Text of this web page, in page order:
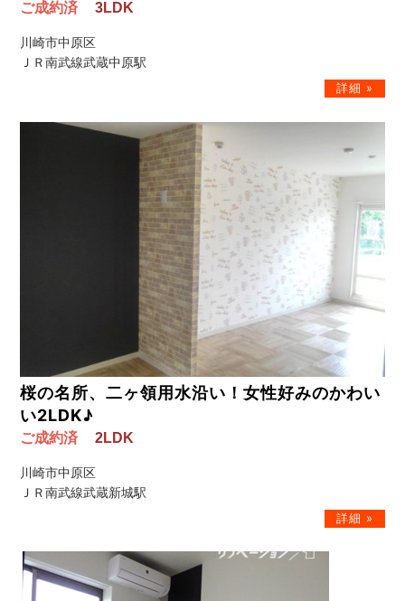
ご成約済 3LDK
川崎市中原区
ＪＲ南武線武蔵中原駅
桜の名所、二ヶ領用水沿い！女性好みのかわい
い2LDK♪
ご成約済 2LDK
川崎市中原区
ＪＲ南武線武蔵新城駅